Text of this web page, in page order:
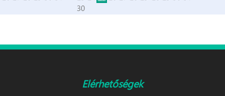
30
Elérhetőségek